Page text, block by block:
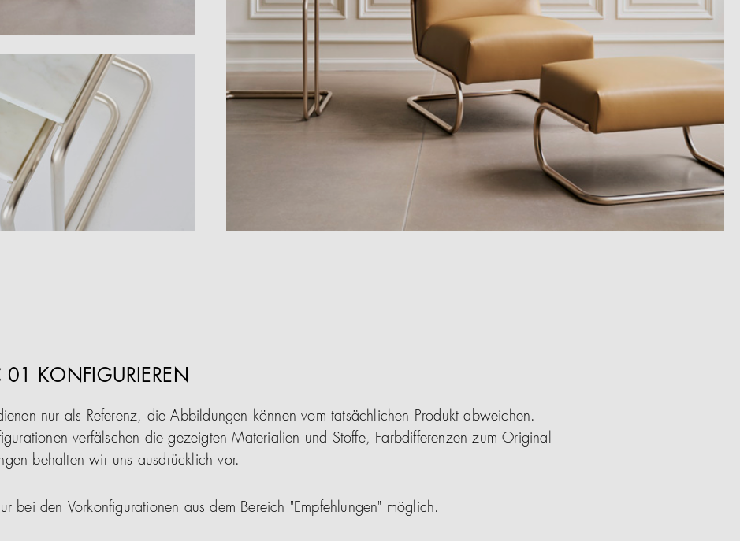
KONFIGURIEREN
nur als Referenz, die Abbildungen können vom tatsächlichen Produkt abweichen.
verfälschen die gezeigten Materialien und Stoffe, Farbdifferenzen zum Original
behalten wir uns ausdrücklich vor.
bei den Vorkonfigurationen aus dem Bereich "Empfehlungen" möglich.